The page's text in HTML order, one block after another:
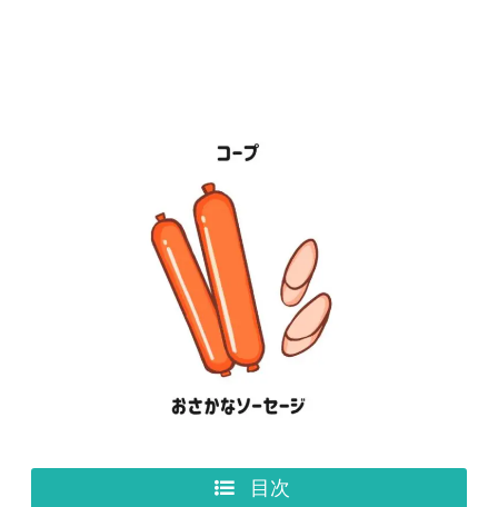
目次